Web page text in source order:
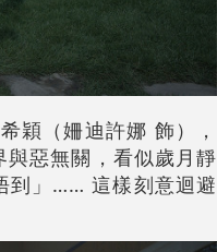
穎（姍迪許娜 飾），
惡無關，看似歲月靜
到」…… 這樣刻意迴避